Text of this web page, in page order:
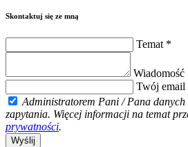
Skontaktuj się ze mną
Temat *
Wiadomość
Twój email
Administratorem Pani / Pana danych
zapytania. Więcej informacji na temat
prywatności.
Wyślij